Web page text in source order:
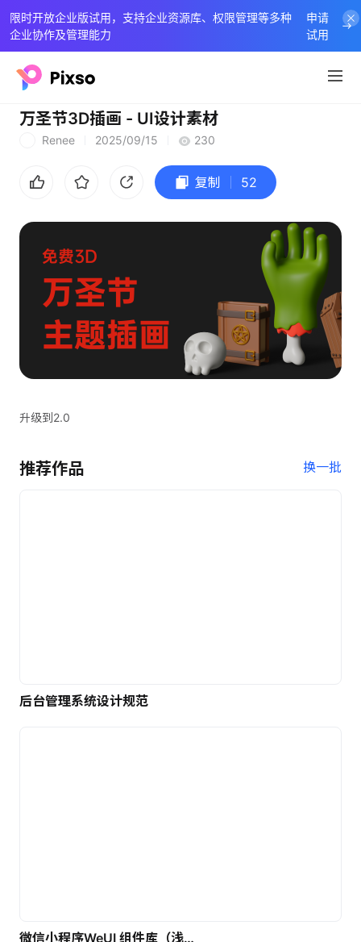
限时开放企业版试用，支持企业资源库、权限管理等多种
企业协作及管理能力
申请
试用
万圣节3D插画 - UI设计素材
Renee 2025/09/15 230
复制 52
升级到2.0
推荐作品 换一批
后台管理系统设计规范
微信小程序WeUI 组件库（浅色）| 免费UI设计素材